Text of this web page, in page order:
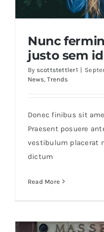
Nunc
justo sem id
By scottstettler1 |
News,Trends
Donec finibus sit
Praesent posuere
vestibulum placerat
dictum
Read More